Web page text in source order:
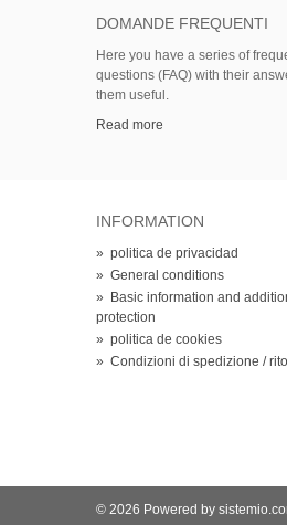
DOMANDE FREQUENTI
Here you have a series of
questions (FAQ) with their
them useful.
Read more
INFORMATION
» politica de privacidad
» General conditions
» Basic information and
protection
» politica de cookies
» Condizioni di spedizione /
© 2026 Powered by